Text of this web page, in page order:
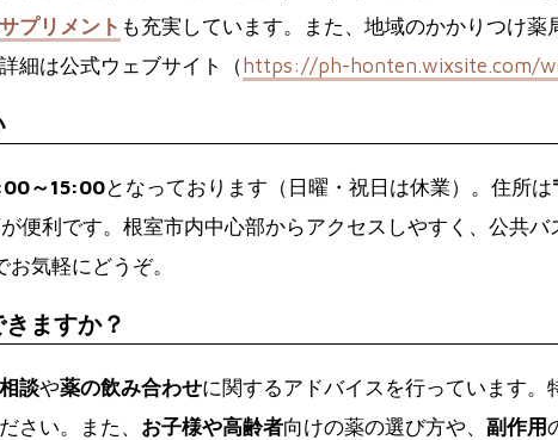
サプリメント も充実しています。また、地域のかかりつけ薬
細は公式ウェブサイト（https://ph-honten.wixsite.com/
～15:00となっております（日曜・祝日は休業）。住所は
便利です。根室市内中心部からアクセスしやすく、公共バ
お気軽にどうぞ。
ますか？
談や薬の飲み合わせに関するアドバイスを行っています。
さい。また、 お子様や高齢者向けの薬の選び方や、 副作用